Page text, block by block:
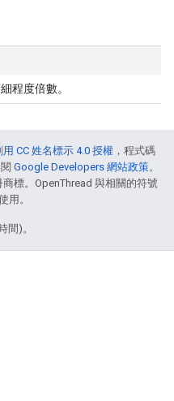
程度倍數。
用 CC 姓名標示 4.0 授權 ，程式碼
Google Developers 網站政策。
標。OpenThread 與相關的符號
用。
間)。